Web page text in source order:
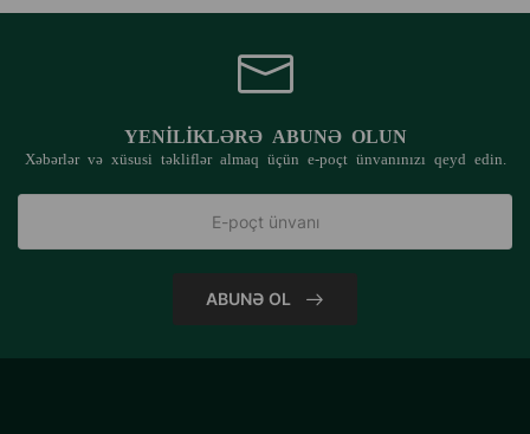
YENILIKLƏRƏ ABUNƏ OLUN
Xəbərlər və xüsusi təkliflər almaq üçün e-poçt ünvanınızı qeyd edin.
ABUNƏ OL